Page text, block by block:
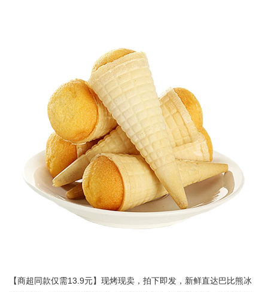
【商超同款仅需13.9元】现烤现卖，拍下即发，新鲜直达巴比熊冰